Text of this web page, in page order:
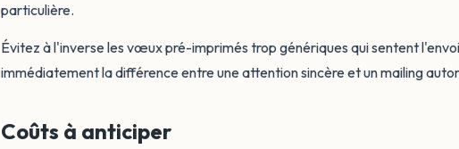
particulière.
Évitez à l'inverse les vœux pré-imprimés trop génériques qui sentent
immédiatement la différence entre une attention sincère et un mailing
Coûts à anticiper